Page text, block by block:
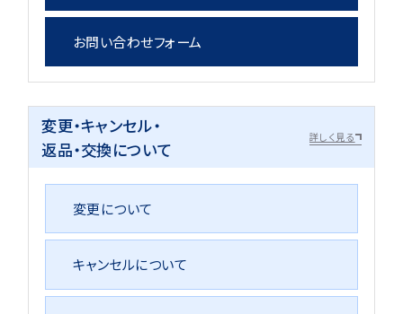
お問い合わせフォーム
変更・キャンセル・
返品・交換について
詳しく見る
変更について
キャンセルについて